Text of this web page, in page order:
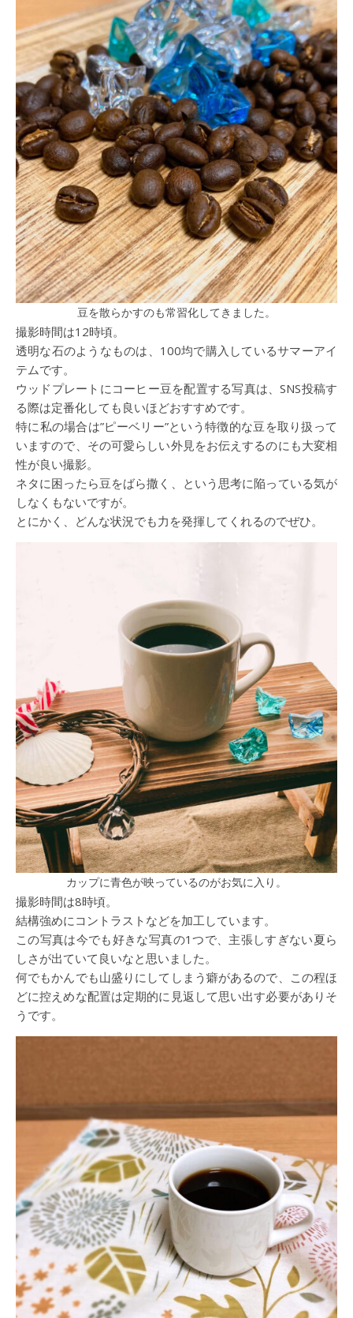
豆を散らかすのも常習化してきました。
撮影時間は12時頃。
透明な石のようなものは、100均で購入しているサマーアイ
テムです。
ウッドプレートにコーヒー豆を配置する写真は、SNS投稿す
る際は定番化しても良いほどおすすめです。
特に私の場合は”ピーベリー”という特徴的な豆を取り扱って
いますので、その可愛らしい外見をお伝えするのにも大変相
性が良い撮影。
ネタに困ったら豆をばら撒く、という思考に陥っている気が
しなくもないですが。
とにかく、どんな状況でも力を発揮してくれるのでぜひ。
カップに青色が映っているのがお気に入り。
撮影時間は8時頃。
結構強めにコントラストなどを加工しています。
この写真は今でも好きな写真の1つで、主張しすぎない夏ら
しさが出ていて良いなと思いました。
何でもかんでも山盛りにしてしまう癖があるので、この程ほ
どに控えめな配置は定期的に見返して思い出す必要がありそ
うです。